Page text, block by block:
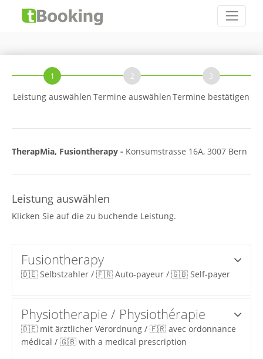
1
Leistung auswählen
2
Termine auswählen
3
Termine bestätigen
TherapMia, Fusiontherapy - Konsumstrasse 16A, 3007 Bern
Leistung auswählen
Klicken Sie auf die zu buchende Leistung.
Fusiontherapy
🇩🇪 Selbstzahler / 🇫🇷 Auto-payeur / 🇬🇧 Self-payer
Physiotherapie / Physiothérapie
🇩🇪 mit ärztlicher Verordnung / 🇫🇷 avec ordonnance
médical / 🇬🇧 with a medical prescription